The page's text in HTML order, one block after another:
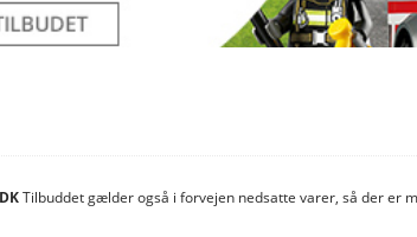
Tilbuddet gælder også i forvejen nedsatte varer, så der er